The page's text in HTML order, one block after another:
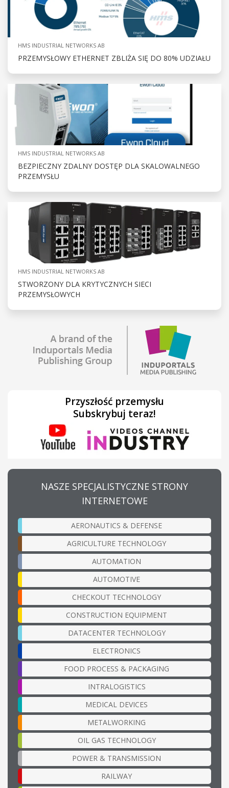
HMS INDUSTRIAL NETWORKS AB
PRZEMYSŁOWY ETHERNET ZBLIŻA SIĘ DO 80% UDZIAŁU
HMS INDUSTRIAL NETWORKS AB
BEZPIECZNY ZDALNY DOSTĘP DLA SKALOWALNEGO
PRZEMYSŁU
HMS INDUSTRIAL NETWORKS AB
STWORZONY DLA KRYTYCZNYCH SIECI
PRZEMYSŁOWYCH
Przyszłość przemysłu
Subskrybuj teraz!
NASZE SPECJALISTYCZNE STRONY
INTERNETOWE
AERONAUTICS & DEFENSE
AGRICULTURE TECHNOLOGY
AUTOMATION
AUTOMOTIVE
CHECKOUT TECHNOLOGY
CONSTRUCTION EQUIPMENT
DATACENTER TECHNOLOGY
ELECTRONICS
FOOD PROCESS & PACKAGING
INTRALOGISTICS
MEDICAL DEVICES
METALWORKING
OIL GAS TECHNOLOGY
POWER & TRANSMISSION
RAILWAY